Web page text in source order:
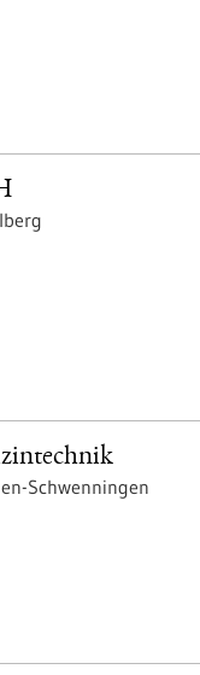
Schwenningen